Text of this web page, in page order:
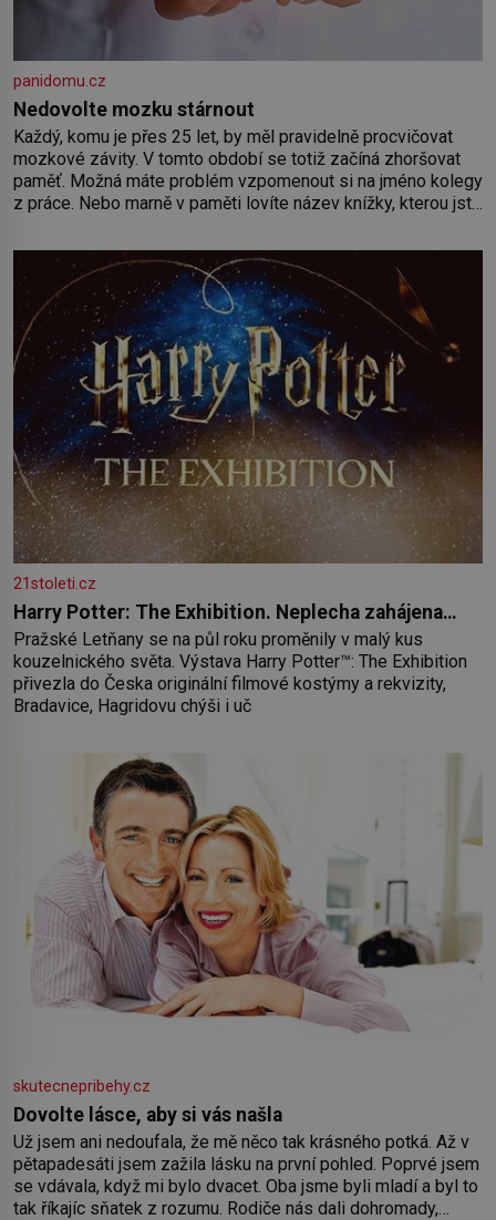
panidomu.cz
Nedovolte mozku stárnout
Každý, komu je přes 25 let, by měl pravidelně procvičovat
mozkové závity. V tomto období se totiž začíná zhoršovat
paměť. Možná máte problém vzpomenout si na jméno kolegy
z práce. Nebo marně v paměti lovíte název knížky, kterou jste
paměť rozhodla stávkovat. Cvičte
21stoleti.cz
Harry Potter: The Exhibition. Neplecha zahájena…
Pražské Letňany se na půl roku proměnily v malý kus
kouzelnického světa. Výstava Harry Potter™: The Exhibition
přivezla do Česka originální filmové kostýmy a rekvizity,
Bradavice, Hagridovu chýši i uč
skutecnepribehy.cz
Dovolte lásce, aby si vás našla
Už jsem ani nedoufala, že mě něco tak krásného potká. Až v
pětapadesáti jsem zažila lásku na první pohled. Poprvé jsem
se vdávala, když mi bylo dvacet. Oba jsme byli mladí a byl to
tak říkajíc sňatek z rozumu. Rodiče nás dali dohromady,